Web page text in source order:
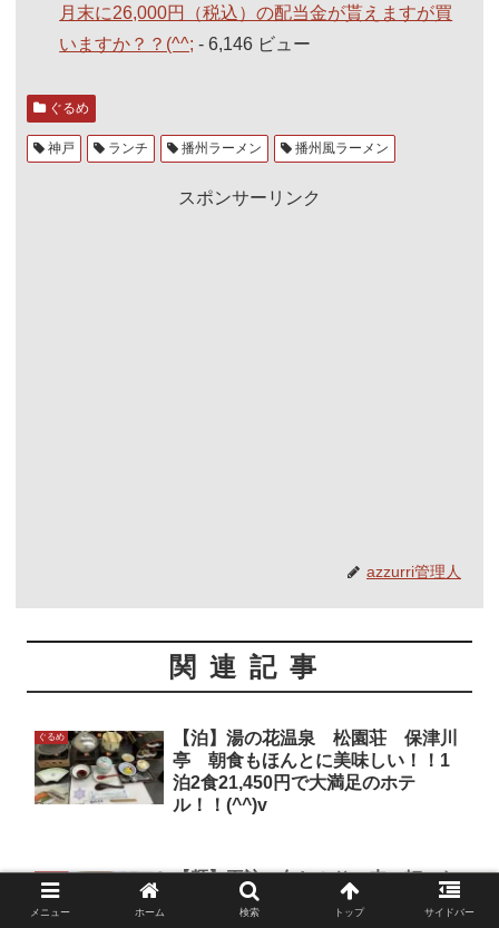
月末に26,000円（税込）の配当金が貰えますが買
いますか？？(^^; - 6,146 ビュー
ぐるめ
神戸 ランチ 播州ラーメン 播州風ラーメン
スポンサーリンク
azzurri管理人
関連記事
ぐるめ
【泊】湯の花温泉 松園荘 保津川
亭 朝食もほんとに美味しい！！1
泊2食21,450円で大満足のホテ
ル！！(^^)v
【麺】再訪 久しぶりの来々軒。わ
んたんめん700円+半チャンセット
250円！！炒飯旨いです。(^^)v
メニュー ホーム 検索 トップ サイドバー